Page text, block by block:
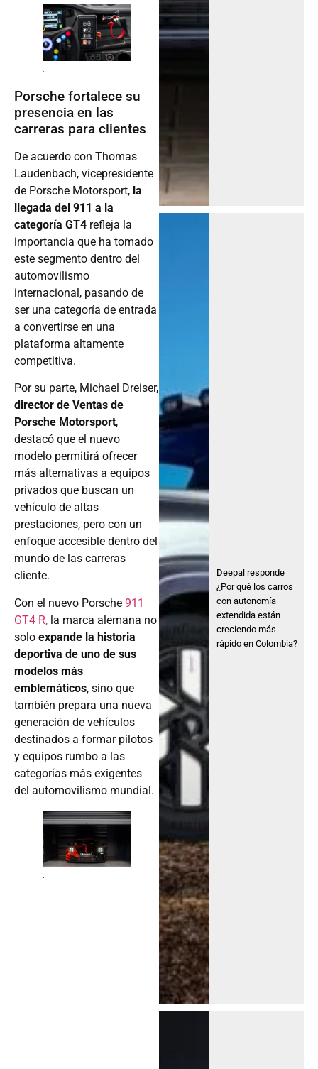
.
Porsche fortalece su
presencia en las
carreras para clientes
De acuerdo con Thomas
Laudenbach, vicepresidente
de Porsche Motorsport, la
llegada del 911 a la
categoría GT4 refleja la
importancia que ha tomado
este segmento dentro del
automovilismo
internacional, pasando de
ser una categoría de entrada
a convertirse en una
plataforma altamente
competitiva.
Por su parte, Michael Dreiser,
director de Ventas de
Porsche Motorsport,
destacó que el nuevo
modelo permitirá ofrecer
más alternativas a equipos
privados que buscan un
vehículo de altas
prestaciones, pero con un
enfoque accesible dentro del
mundo de las carreras
cliente.
Con el nuevo Porsche 911
GT4 R, la marca alemana no
solo expande la historia
deportiva de uno de sus
modelos más
emblemáticos, sino que
también prepara una nueva
generación de vehículos
destinados a formar pilotos
y equipos rumbo a las
categorías más exigentes
del automovilismo mundial.
.
Deepal responde
¿Por qué los carros
con autonomía
extendida están
creciendo más
rápido en Colombia?